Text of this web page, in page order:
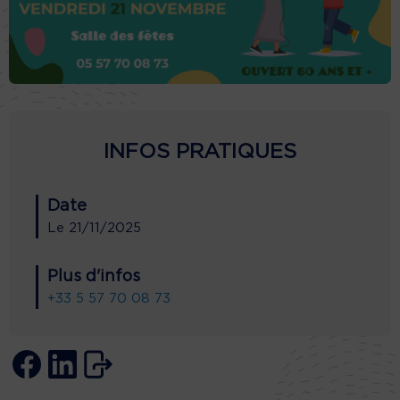
INFOS PRATIQUES
Date
Le 21/11/2025
Plus d'infos
+33 5 57 70 08 73